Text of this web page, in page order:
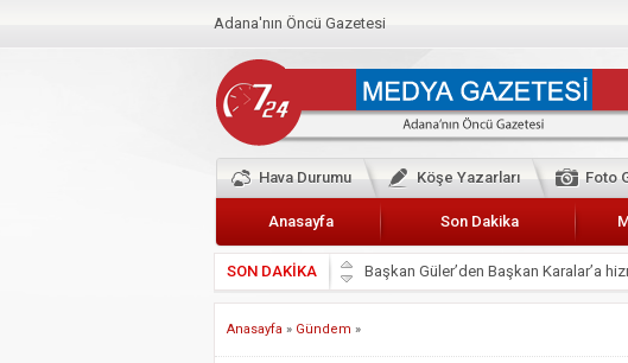
Adana'nın Öncü Gazetesi
Hava Durumu Köşe Yazarları Foto
Anasayfa Son Dakika
SON DAKİKA
Başkan Güler’den Başkan Karalar’a
Lokantacılar ve Kebapçılar Esnaf
Anasayfa » Gündem »